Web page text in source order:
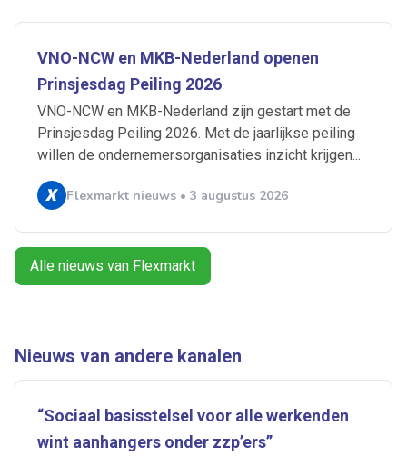
VNO-NCW en MKB-Nederland openen
Prinsjesdag Peiling 2026
VNO-NCW en MKB-Nederland zijn gestart met de
Prinsjesdag Peiling 2026. Met de jaarlijkse peiling
willen de ondernemersorganisaties inzicht krijgen...
Flexmarkt nieuws • 3 augustus 2026
Alle nieuws van Flexmarkt
Nieuws van andere kanalen
“Sociaal basisstelsel voor alle werkenden
wint aanhangers onder zzp’ers”
Alerts ontvangen
Artikelen zoeken
Alles Ingezonden ABU
Bureau Cicero
Doorzaam
Flexmarkt Flexnieuws
NBBU
Normering Arbeid
ZiPconomy